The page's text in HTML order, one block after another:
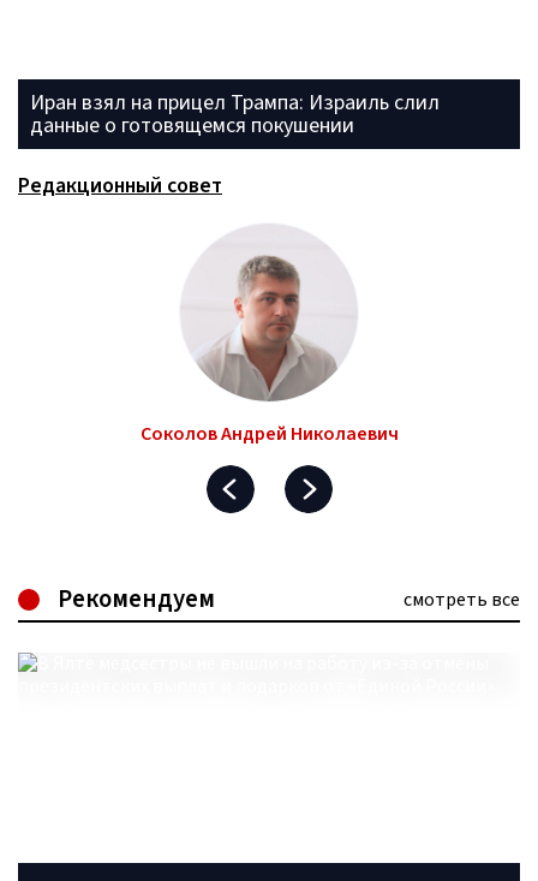
Иран взял на прицел Трампа: Израиль слил
данные о готовящемся покушении
Редакционный совет
Соколов Андрей Николаевич
Рекомендуем смотреть все